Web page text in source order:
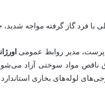
با فرد گاز گرفته مواجه
مدیر روابط عمومی
ناقص مواد سوختی آزاد
لوله‌های بخاری